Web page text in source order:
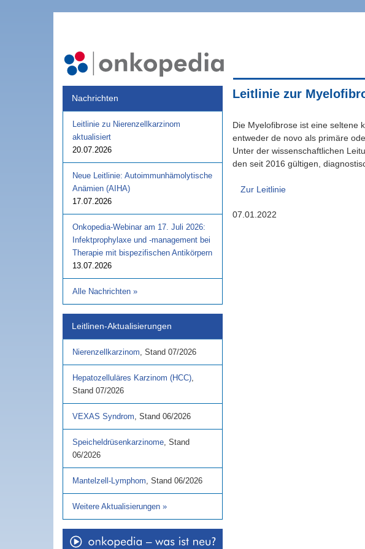
Nachrichten
Leitlinie zu Nierenzellkarzinom
aktualisiert
20.07.2026
Neue Leitlinie: Autoimmunhämolytische
Anämien (AIHA)
17.07.2026
Onkopedia-Webinar am 17. Juli 2026:
Infektprophylaxe und -management bei
Therapie mit bispezifischen Antikörpern
13.07.2026
Alle Nachrichten »
Leitlinen-Aktualisierungen
Nierenzellkarzinom, Stand 07/2026
Hepatozelluläres Karzinom (HCC),
Stand 07/2026
VEXAS Syndrom, Stand 06/2026
Speicheldrüsenkarzinome, Stand
06/2026
Mantelzell-Lymphom, Stand 06/2026
Weitere Aktualisierungen »
Leitlinie zur
Die Myelofibrose ist eine seltene
entweder de novo als primäre
Unter der wissenschaftlichen
den seit 2016 gültigen,
Zur Leitlinie
07.01.2022